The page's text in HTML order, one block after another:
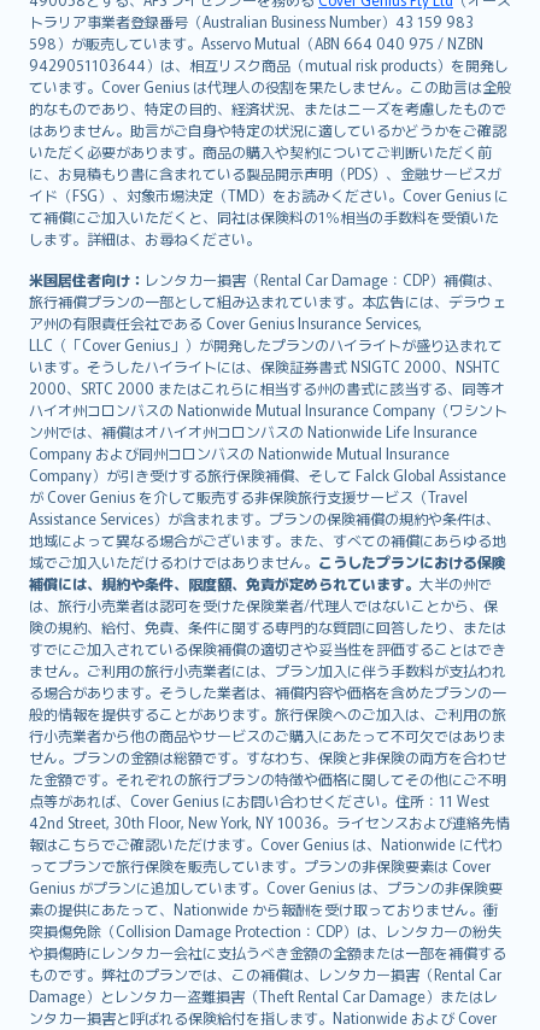
トラリア事業者登録番号（Australian Business Number）43 159 983
598）が販売しています。Asservo Mutual（ABN 664 040 975 / NZBN
9429051103644）は、相互リスク商品（mutual risk products）を開発し
ています。Cover Genius は代理人の役割を果たしません。この助言は全般
的なものであり、特定の目的、経済状況、またはニーズを考慮したもので
はありません。助言がご自身や特定の状況に適しているかどうかをご確認
いただく必要があります。商品の購入や契約についてご判断いただく前
に、お見積もり書に含まれている製品開示声明（PDS）、金融サービスガ
イド（FSG）、対象市場決定（TMD）をお読みください。Cover Genius に
て補償にご加入いただくと、同社は保険料の1％相当の手数料を受領いた
します。詳細は、お尋ねください。
米国居住者向け： レンタカー損害（Rental Car Damage：CDP）補償は、
旅行補償プランの一部として組み込まれています。本広告には、デラウェ
ア州の有限責任会社である Cover Genius Insurance Services,
LLC（「Cover Genius」）が開発したプランのハイライトが盛り込まれて
います。そうしたハイライトには、保険証券書式 NSIGTC 2000、NSHTC
2000、SRTC 2000 またはこれらに相当する州の書式に該当する、同等オ
ハイオ州コロンバスの Nationwide Mutual Insurance Company（ワシント
ン州では、補償はオハイオ州コロンバスの Nationwide Life Insurance
Company および同州コロンバスの Nationwide Mutual Insurance
Company）が引き受けする旅行保険補償、そして Falck Global Assistance
が Cover Genius を介して販売する非保険旅行支援サービス（Travel
Assistance Services）が含まれます。プランの保険補償の規約や条件は、
地域によって異なる場合がございます。また、すべての補償にあらゆる地
域でご加入いただけるわけではありません。 こうしたプランにおける保険
補償には、規約や条件、限度額、免責が定められています。 大半の州で
は、旅行小売業者は認可を受けた保険業者/代理人ではないことから、保
険の規約、給付、免責、条件に関する専門的な質問に回答したり、または
すでにご加入されている保険補償の適切さや妥当性を評価することはでき
ません。ご利用の旅行小売業者には、プラン加入に伴う手数料が支払われ
る場合があります。そうした業者は、補償内容や価格を含めたプランの一
般的情報を提供することがあります。旅行保険へのご加入は、ご利用の旅
行小売業者から他の商品やサービスのご購入にあたって不可欠ではありま
せん。プランの金額は総額です。すなわち、保険と非保険の両方を合わせ
た金額です。それぞれの旅行プランの特徴や価格に関してその他にご不明
点等があれば、Cover Genius にお問い合わせください。住所：11 West
42nd Street, 30th Floor, New York, NY 10036。ライセンスおよび連絡先情
報はこちらでご確認いただけます。Cover Genius は、Nationwide に代わ
ってプランで旅行保険を販売しています。プランの非保険要素は Cover
Genius がプランに追加しています。Cover Genius は、プランの非保険要
素の提供にあたって、Nationwide から報酬を受け取っておりません。衝
突損傷免除（Collision Damage Protection：CDP）は、レンタカーの紛失
や損傷時にレンタカー会社に支払うべき金額の全額または一部を補償する
ものです。弊社のプランでは、この補償は、レンタカー損害（Rental Car
Damage）とレンタカー盗難損害（Theft Rental Car Damage）またはレ
ンタカー損害と呼ばれる保険給付を指します。Nationwide および Cover
한국어
dansk
norsk
suomi
العربيّة
Türkçe
česky
Русский
български
català
Hrvatski
eesti
Ελληνικά
Magyar
Íslenska
Bahasa Indonesia
latviešu
Lietuviškai
Bahasa Melayu
Română
српски
Slovensky
Slovenščina
Українська
Tiếng Việt